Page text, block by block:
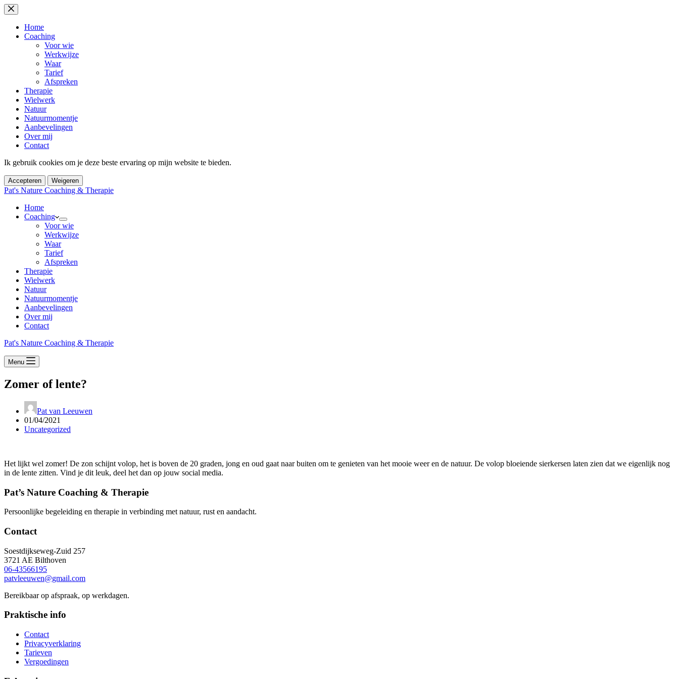
Ga
naar
inhoud
Home
Coaching
Voor wie
Werkwijze
Waar
Tarief
Afspreken
Therapie
Wielwerk
Natuur
Natuurmomentje
Aanbevelingen
Over mij
Contact
Ik gebruik cookies om je deze beste ervaring op mijn website te bieden.
Accepteren Weigeren
Pat's Nature Coaching & Therapie
Home
Coaching
Voor wie
Werkwijze
Waar
Tarief
Afspreken
Therapie
Wielwerk
Natuur
Natuurmomentje
Aanbevelingen
Over mij
Contact
Pat's Nature Coaching & Therapie
Menu
Zomer of lente?
Pat van Leeuwen
01/04/2021
Uncategorized
Het lijkt wel zomer! De zon schijnt volop, het is boven de 20 graden, jong en oud gaat naar buiten om te genieten van het mooie weer en de natuur. De volop bloeiende sierkersen laten zien dat we eigenlijk nog
in de lente zitten. Vind je dit leuk, deel het dan op jouw social media.
Pat’s Nature Coaching & Therapie
Persoonlijke begeleiding en therapie in verbinding met natuur, rust en aandacht.
Contact
Soestdijkseweg-Zuid 257
3721 AE Bilthoven
06-43566195
patvleeuwen@gmail.com
Bereikbaar op afspraak, op werkdagen.
Praktische info
Contact
Privacyverklaring
Tarieven
Vergoedingen